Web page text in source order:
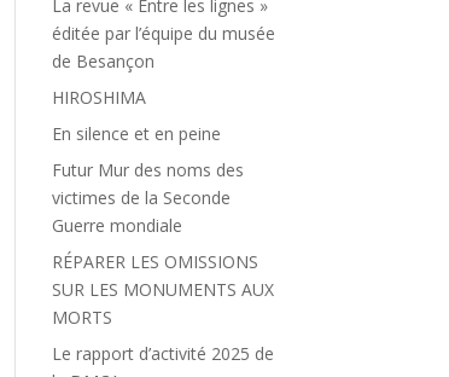
La revue « Entre les lignes »
éditée par l’équipe du musée
de Besançon
HIROSHIMA
En silence et en peine
Futur Mur des noms des
victimes de la Seconde
Guerre mondiale
RÉPARER LES OMISSIONS
SUR LES MONUMENTS AUX
MORTS
Le rapport d’activité 2025 de